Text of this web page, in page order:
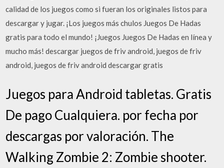
calidad de los juegos como si fueran los originales listos para
descargar y jugar. ¡Los juegos más chulos Juegos De Hadas
gratis para todo el mundo! ¡Juegos Juegos De Hadas en línea y
mucho más! descargar juegos de friv android, juegos de friv
android, juegos de friv android descargar gratis
Juegos para Android tabletas. Gratis
De pago Cualquiera. por fecha por
descargas por valoración. The
Walking Zombie 2: Zombie shooter.